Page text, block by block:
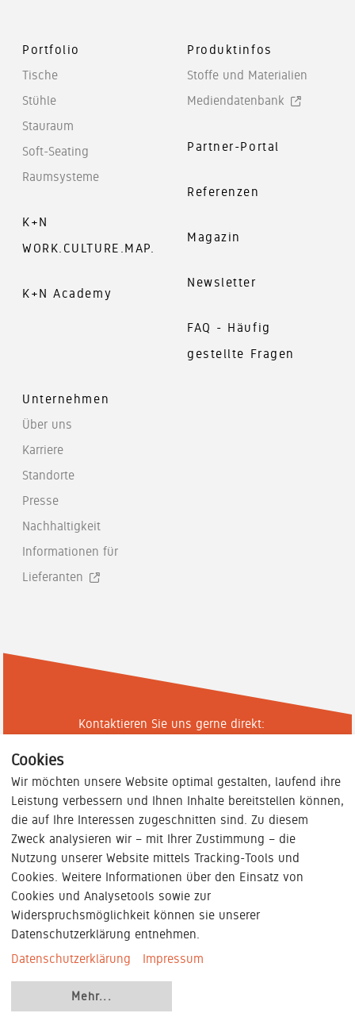
Portfolio
Tische
Stühle
Stauraum
Soft-Seating
Raumsysteme
K+N
WORK.CULTURE.MAP.
K+N Academy
Produktinfos
Stoffe und Materialien
Mediendatenbank
Partner-Portal
Referenzen
Magazin
Newsletter
FAQ - Häufig
gestellte Fragen
Unternehmen
Über uns
Karriere
Standorte
Presse
Nachhaltigkeit
Informationen für
Lieferanten
Kontaktieren Sie uns gerne direkt:
König + Neurath AG
+49(0)6039-483-0
Schreiben Sie uns
Industriestraße 1-3
61184 Karben
Cookies
Wir möchten unsere Website optimal gestalten, laufend ihre
Leistung verbessern und Ihnen Inhalte bereitstellen können,
die auf Ihre Interessen zugeschnitten sind. Zu diesem
Zweck analysieren wir – mit Ihrer Zustimmung – die
Nutzung unserer Website mittels Tracking-Tools und
Cookies. Weitere Informationen über den Einsatz von
Cookies und Analysetools sowie zur
Widerspruchsmöglichkeit können sie unserer
Datenschutzerklärung entnehmen.
Datenschutzerklärung
Impressum
Mehr...